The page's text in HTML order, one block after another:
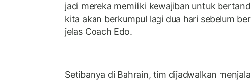
jadi mereka memiliki kewajiban untuk
kita akan berkumpul lagi dua hari sebelum
jelas Coach Edo.
Setibanya di Bahrain, tim dijadwalkan